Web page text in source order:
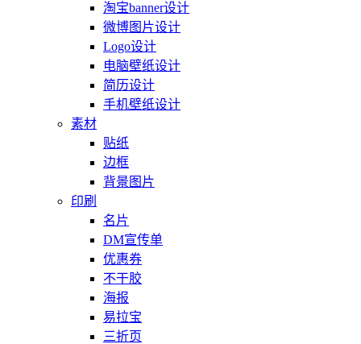
淘宝banner设计
微博图片设计
Logo设计
电脑壁纸设计
简历设计
手机壁纸设计
素材
贴纸
边框
背景图片
印刷
名片
DM宣传单
优惠券
不干胶
海报
易拉宝
三折页